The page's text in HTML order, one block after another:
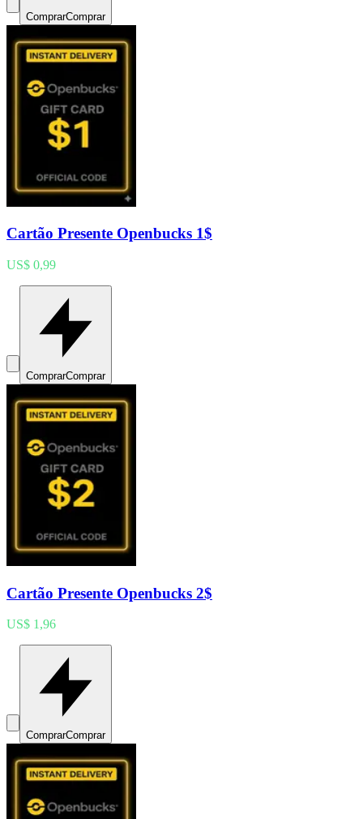
ComprarComprar
Cartão Presente Openbucks 1$
US$ 0,99
ComprarComprar
Cartão Presente Openbucks 2$
US$ 1,96
ComprarComprar